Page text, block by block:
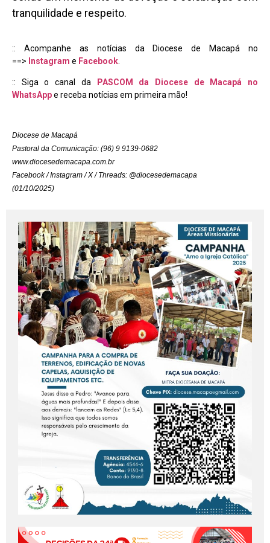
tranquilidade e respeito.
:: Acompanhe as notícias da Diocese de Macapá no
==> Instagram e Facebook
:: Siga o canal da
PASCOM da Diocese de Macapá no
WhatsAppe receba notícias em primeira mão!
Diocese de Macapá
Pastoral da Comunicação: (96) 9 9139-0682
www.diocesedemacapa.com.br
Facebook / Instagram / X / Threads: @diocesedemacapa
(01/10/2025)